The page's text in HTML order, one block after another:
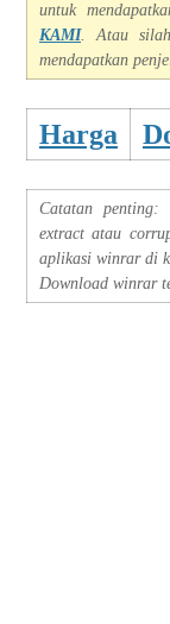
untuk
KAMI. Atau
mendapatkan
Harga
Catatan
extract atau
aplikasi winrar di
Download winrar